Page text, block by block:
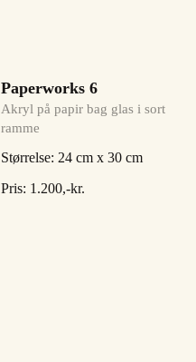
Paperworks 6
Akryl på papir bag glas i sort
ramme
Størrelse: 24 cm x 30 cm
Pris: 1.200,-kr.